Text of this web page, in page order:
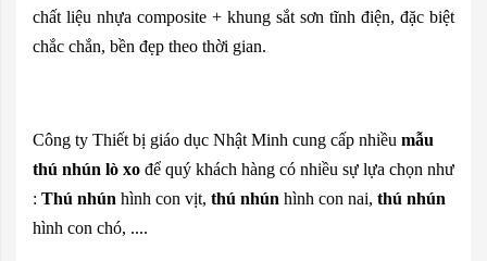
chất liệu nhựa composite + khung sắt sơn tĩnh điện, đặc biệt
chắc chắn, bền đẹp theo thời gian.
Công ty Thiết bị giáo dục Nhật Minh cung cấp nhiều mẫu
thú nhún lò xo để quý khách hàng có nhiều sự lựa chọn như
: Thú nhún hình con vịt, thú nhún hình con nai, thú nhún
hình con chó, ....